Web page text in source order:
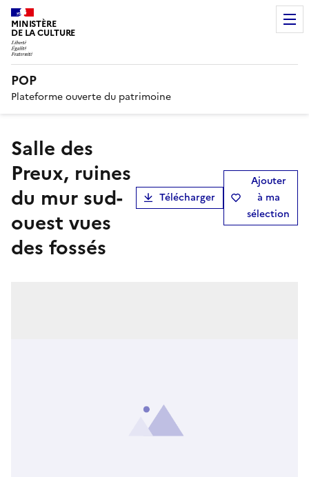
MINISTÈRE
DE LA CULTURE
POP
Plateforme ouverte du patrimoine
Salle des
Preux, ruines
du mur sud-
ouest vues
des fossés
Télécharger
Ajouter
à ma
sélection